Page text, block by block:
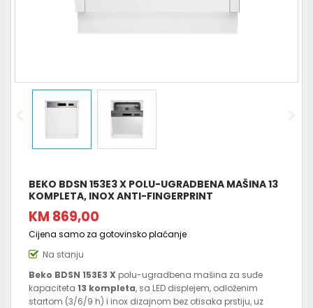
BEKO BDSN 153E3 X POLU-UGRADBENA MAŠINA 13
KOMPLETA, INOX ANTI-FINGERPRINT
KM 869,00
Cijena samo za gotovinsko plaćanje
Na stanju
Beko BDSN 153E3 X polu-ugradbena mašina za suđe
kapaciteta 13 kompleta, sa LED displejem, odloženim
startom (3/6/9 h) i inox dizajnom bez otisaka prstiju, uz